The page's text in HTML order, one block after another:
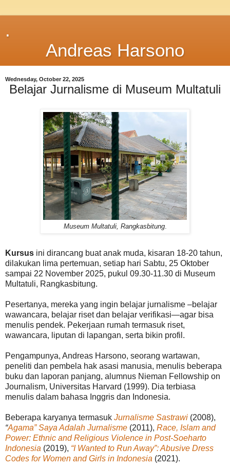
.
Andreas Harsono
Wednesday, October 22, 2025
Belajar Jurnalisme di Museum Multatuli
Museum Multatuli, Rangkasbitung.
Kursus ini dirancang buat anak muda, kisaran 18-20 tahun,
dilakukan lima pertemuan, setiap hari Sabtu, 25 Oktober
sampai 22 November 2025, pukul 09.30-11.30 di Museum
Multatuli, Rangkasbitung.
Pesertanya, mereka yang ingin belajar jurnalisme –belajar
wawancara, belajar riset dan belajar verifikasi—agar bisa
menulis pendek. Pekerjaan rumah termasuk riset,
wawancara, liputan di lapangan, serta bikin profil.
Pengampunya, Andreas Harsono, seorang wartawan,
peneliti dan pembela hak asasi manusia, menulis beberapa
buku dan laporan panjang, alumnus Nieman Fellowship on
Journalism, Universitas Harvard (1999). Dia terbiasa
menulis dalam bahasa Inggris dan Indonesia.
Beberapa karyanya termasuk Jurnalisme Sastrawi (2008),
“Agama” Saya Adalah Jurnalisme (2011), Race, Islam and
Power: Ethnic and Religious Violence in Post-Soeharto
Indonesia (2019), “I Wanted to Run Away”: Abusive Dress
Codes for Women and Girls in Indonesia (2021).